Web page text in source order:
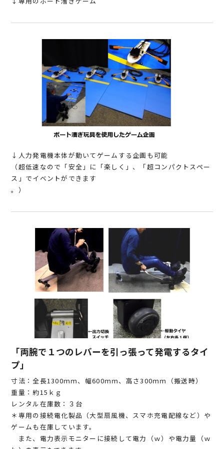
↓人力発電機本体が動いてゲームする企画も可能
（超低速なので「安全」に「楽しく」、「超コンパクトスペー
ス」でイベントができます
。）
「両腕で１つのレバーを引っ張って発電するタイ
プ」
寸法：全長1300ｍｍ、幅600ｍｍ、高さ300ｍｍ（搬送時）
重量：約15ｋｇ
レンタル在庫数：３台
＊専用の接続電化製品（大型扇風機、スマホ充電配線など）や
ゲームも在庫しています。
また、電力表示モニターに接続して電力（ｗ）や電力量（ｗ